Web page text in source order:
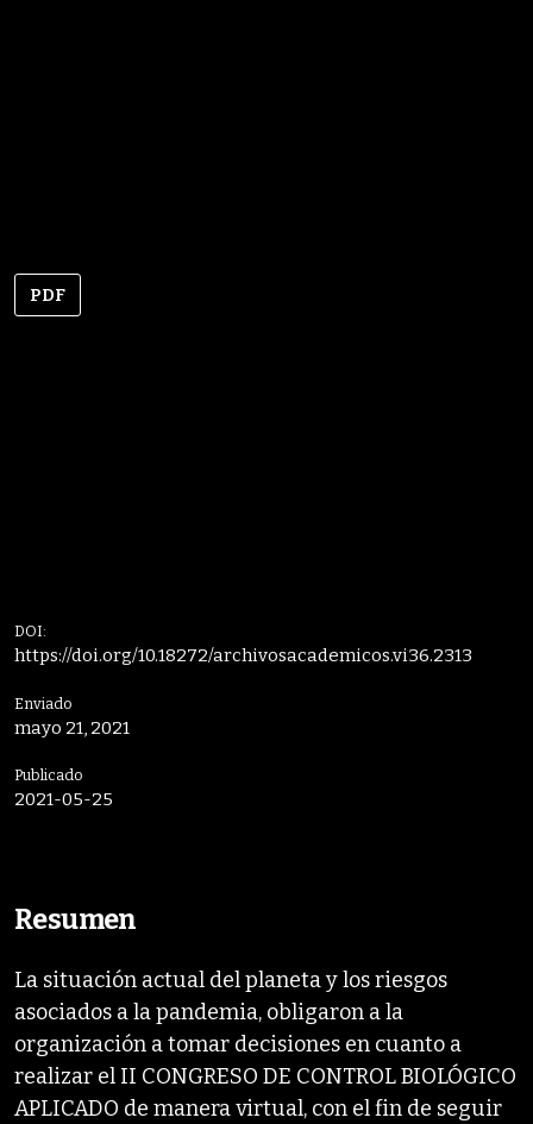
PDF
DOI:
https://doi.org/10.18272/archivosacademicos.vi36.2313
Enviado
mayo 21, 2021
Publicado
2021-05-25
Resumen
La situación actual del planeta y los riesgos
asociados a la pandemia, obligaron a la
organización a tomar decisiones en cuanto a
realizar el II CONGRESO DE CONTROL BIOLÓGICO
APLICADO de manera virtual, con el fin de seguir